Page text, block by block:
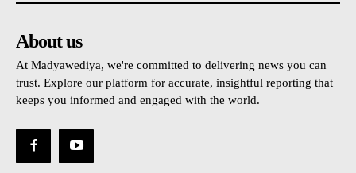
About us
At Madyawediya, we're committed to delivering news you can
trust. Explore our platform for accurate, insightful reporting that
keeps you informed and engaged with the world.